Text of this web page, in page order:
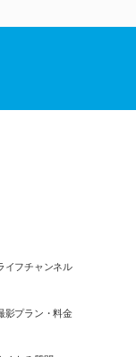
イフチャンネル
影プラン・料金